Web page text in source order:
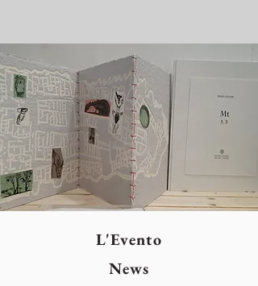
L'Evento
News